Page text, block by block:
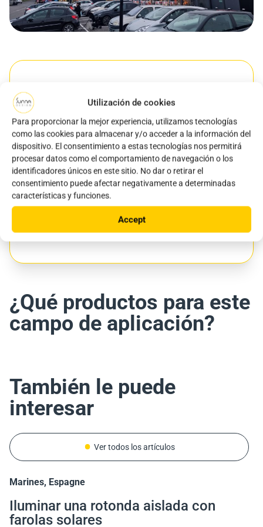
Utilización de cookies
Para proporcionar la mejor experiencia, utilizamos tecnologías
como las cookies para almacenar y/o acceder a la información del
dispositivo. El consentimiento a estas tecnologías nos permitirá
procesar datos como el comportamiento de navegación o los
identificadores únicos en este sitio. No dar o retirar el
consentimiento puede afectar negativamente a determinadas
características y funciones.
Accept
Ubicación
Capvern les Bains, Capvern, France
Producto(s) usado(s)
iSSL Maxi Area, iSSL Maxi Road
¿Qué productos para este
campo de aplicación?
También le puede
interesar
Ver todos los artículos
Marines, Espagne
Iluminar una rotonda aislada con
farolas solares
Costa Rica
Iluminación solar del Puente de la
Amistad en Costa Rica: 26 luminarias
Italie
Italia: Asegurar una nueva carretera
desde el primer día gracias al
Cotonou, Bénin
PAPC Benín: 591 luminarias solares
autónomas para asegurar Cotonú